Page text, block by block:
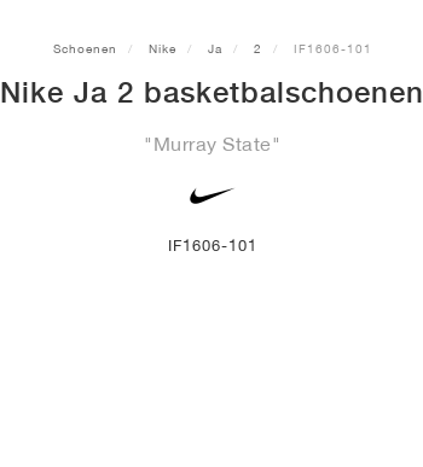
Schoenen Nike Ja 2 IF1606-101
Nike Ja 2 basketbalschoenen
"Murray State"
IF1606-101